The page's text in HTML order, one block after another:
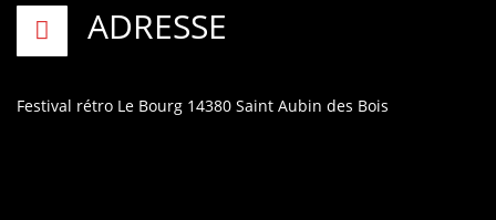
ADRESSE
Festival rétro Le Bourg 14380 Saint Aubin des Bois